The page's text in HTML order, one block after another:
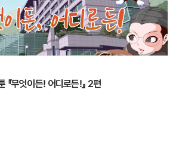
『무엇이든! 어디로든!』 2편